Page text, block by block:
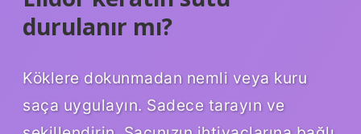
durulanır mı?
Köklere dokunmadan nemli veya kuru
saça uygulayın. Sadece tarayın ve